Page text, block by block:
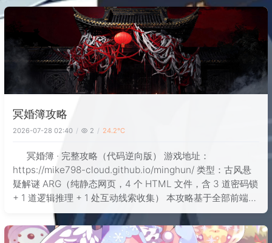
冥婚簿攻略
2026-07-28 02:40 2 24.2℃
冥婚簿 · 完整攻略（代码逆向版） 游戏地址：
https://mike798-cloud.github.io/minghun/ 类型：古风悬
疑解谜 ARG（纯静态网页，4 个 HTML 文件，含 3 道密码锁
+ 1 道逻辑推理 + 1 处互动线索收集） 本攻略基于全部前端源
码逆向，所有答案均从代码